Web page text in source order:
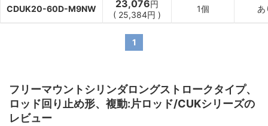
CDUK20-60D-M9NW 23,076円
( 25,384円 )
1個 あ
1
フリーマウントシリンダロングストロークタイプ、
ロッド回り止め形、複動:片ロッド/CUKシリーズの
レビュー